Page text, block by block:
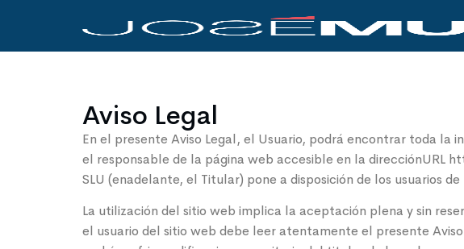
Aviso Legal
En el presente Aviso Legal, el Usuario, podrá encontrar toda la
el responsable de la página web accesible en la direcciónURL
SLU (enadelante, el Titular) pone a disposición de los usuarios
La utilización del sitio web implica la aceptación plena y sin
el usuario del sitio web debe leer atentamente el presente